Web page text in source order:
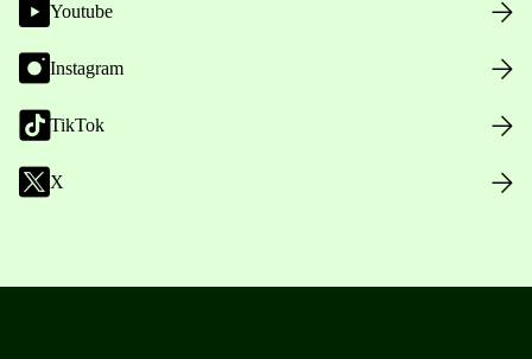
Youtube
Instagram
TikTok
X